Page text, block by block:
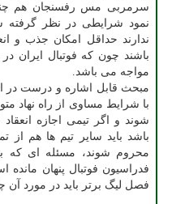
سرمربی مس رفسنجان هم
نمود شرایطی در نظر گرفته
ندارند حداقل امکان جذب و
باشند چون که فوتبال ایران
مواجه می باشد.
مبحث قابل اشاره و درست در
با شرایط مساوی از راه نهاد
شوند و اگر تیمی اجازه انعقاد
باشد باید سایر تیم ها هم از
محروم شوند، مسئله ای که
فدراسیون فوتبال پنهان
فصل لیگ برتر باید در مورد آن